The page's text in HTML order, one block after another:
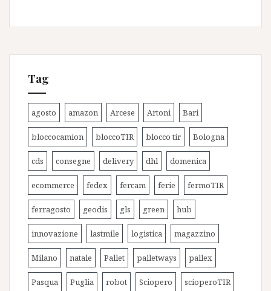
Tag
agosto amazon Arcese Artoni Bari
bloccocamion bloccoTIR blocco tir Bologna
cds consegne delivery dhl domenica
ecommerce fedex fercam ferie fermoTIR
ferragosto geodis gls green hub
innovazione lastmile logistica magazzino
Milano natale Pallet palletways pallex
Pasqua Puglia robot Sciopero scioperoTIR